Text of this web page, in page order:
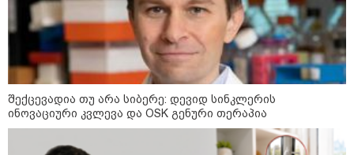
მოიტანს. გაიზრდება ინტერესი შემოქმედებითი საქმიანობისა
და კულტურული ღონისძიებების მიმართ. საღამო
განსაკუთრებით ხელსაყრელია საყვარელ ადამიანებთან
დროის გასატარებლად და თბილი, გულახდილი
შექცევადია თუ არა სიბერე: დევიდ სინკლერის
ინოვაციური კვლევა და OSK გენური თერაპია